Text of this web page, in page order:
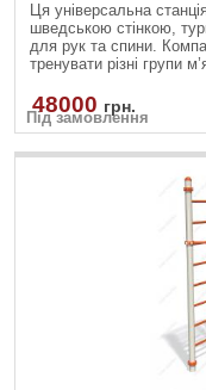
Ця універсальна
шведською стінкою,
для рук та спини.
тренувати різні групи
щоденних занять.
Під замовлення
48000 грн.